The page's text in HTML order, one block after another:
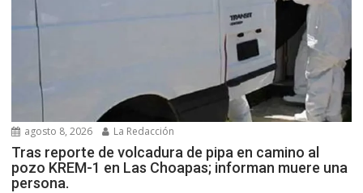
agosto 8, 2026 La Redacción
Tras reporte de volcadura de pipa en camino al
pozo KREM-1 en Las Choapas; informan muere una
persona.